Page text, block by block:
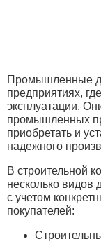
Промышленные
предприятиях,
эксплуатации.
промышленных
приобретать и
надежного
В строительной
несколько
с учетом
покупателей: